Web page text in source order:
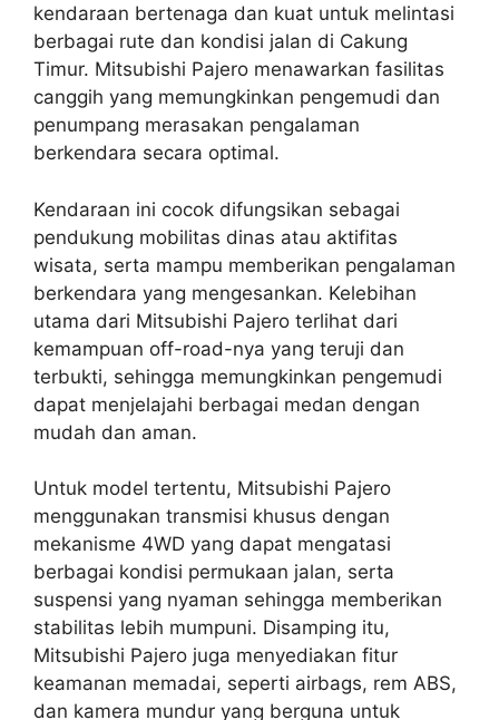
kendaraan bertenaga dan kuat untuk melintasi
berbagai rute dan kondisi jalan di Cakung
Timur. Mitsubishi Pajero menawarkan fasilitas
canggih yang memungkinkan pengemudi dan
penumpang merasakan pengalaman
berkendara secara optimal.
Kendaraan ini cocok difungsikan sebagai
pendukung mobilitas dinas atau aktifitas
wisata, serta mampu memberikan pengalaman
berkendara yang mengesankan. Kelebihan
utama dari Mitsubishi Pajero terlihat dari
kemampuan off-road-nya yang teruji dan
terbukti, sehingga memungkinkan pengemudi
dapat menjelajahi berbagai medan dengan
mudah dan aman.
Untuk model tertentu, Mitsubishi Pajero
menggunakan transmisi khusus dengan
mekanisme 4WD yang dapat mengatasi
berbagai kondisi permukaan jalan, serta
suspensi yang nyaman sehingga memberikan
stabilitas lebih mumpuni. Disamping itu,
Mitsubishi Pajero juga menyediakan fitur
keamanan memadai, seperti airbags, rem ABS,
dan kamera mundur yang berguna untuk